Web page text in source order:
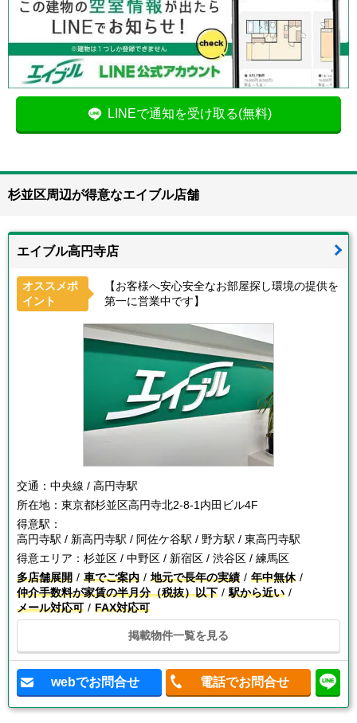
LINEで通知を受け取る(無料)
杉並区周辺が得意なエイブル店舗
エイブル高円寺店
オススメポ
イント
【お客様へ安心安全なお部屋探し環境の提供を
第一に営業中です】
交通： 中央線 / 高円寺駅
所在地： 東京都杉並区高円寺北2-8-1内田ビル4F
得意駅：
高円寺駅 / 新高円寺駅 / 阿佐ケ谷駅 / 野方駅 / 東高円寺駅
得意エリア： 杉並区 / 中野区 / 新宿区 / 渋谷区 / 練馬区
多店舗展開
車でご案内 地元で長年の実績
年中無休
仲介手数料が家賃の半月分（税抜）以下
駅から近い
メール対応可
FAX対応可
掲載物件一覧を見る
webでお問合せ 電話でお問合せ